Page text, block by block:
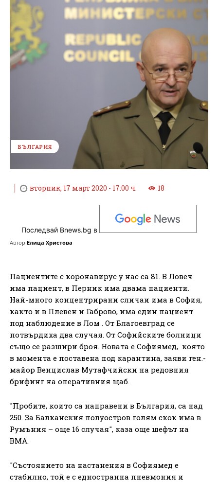
БЪЛГАРИЯ
вторник, 17 март 2020 - 17:00 ч. 18
Последвай Bnews.bg в
Автор Елица Христова
Пациентите с коронавирус у нас са 81. В Ловеч
има пациент, в Перник има двама пациенти.
Най-много концентрирани сличаи има в София,
както и в Плевен и Габрово, има един пациент
под наблюдение в Лом . От Благоевград се
потвърдиха два случая. От Софийските болници
също се разшири броя. Новата е Софиямед, която
в момента е поставена под карантина, заяви ген.-
майор Венцислав Мутафчийски на редовния
брифинг на оперативния щаб.
"Пробите, които са направени в България, са над
250. За Балканския полуостров голям скок има в
Румъния – още 16 случая", каза още шефът на
ВМА.
"Състоянието на настанения в Софиямед е
стабилно, той е с едностранна пневмония и